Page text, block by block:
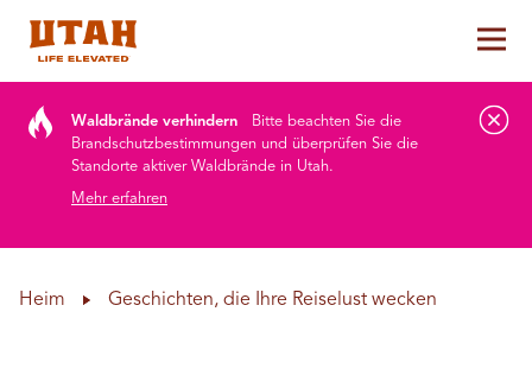
Waldbrände verhindern
Bitte beachten Sie die
Brandschutzbestimmungen und überprüfen Sie die
Standorte aktiver Waldbrände in Utah.
Mehr erfahren
Heim Geschichten, die Ihre Reiselust wecken